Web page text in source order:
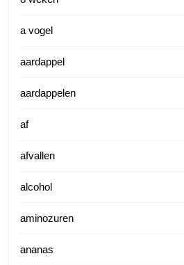
a vogel
aardappel
aardappelen
af
afvallen
alcohol
aminozuren
ananas